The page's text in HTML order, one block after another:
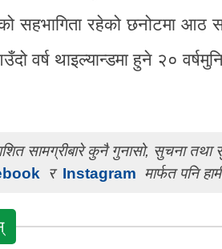
सहभागिता रहेको छनोटमा
वर्ष थाइल्यान्डमा हुने २०
सामग्रीबारे कुनै गुनासो, सुचना तथा
र Instagram मार्फत पनि